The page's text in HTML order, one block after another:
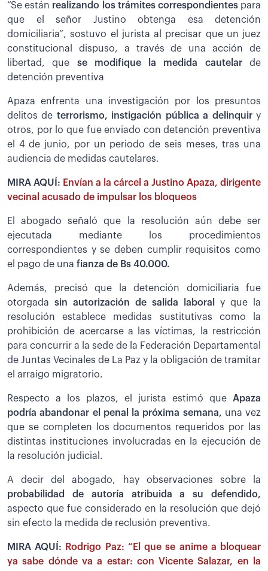
“Se están realizando los trámites correspondientespara
que el señor Justino obtenga esa detención
domiciliaria”, sostuvo el jurista al precisar que un juez
constitucional dispuso, a través de una acción de
libertad, que se modifique la medida cautelarde
detención preventiva
Apaza enfrenta una investigación por los presuntos
delitos de terrorismo, instigación pública a delinquiry
otros, por lo que fue enviado con detención preventiva
el 4 de junio, por un periodo de seis meses, tras una
audiencia de medidas cautelares.
MIRA AQUÍ: Envían a la cárcel a Justino Apaza, dirigente
vecinal acusado de impulsar los bloqueos
El abogado señaló que la resolución aún debe ser
ejecutada mediante los procedimientos
correspondientes y se deben cumplir requisitos como
el pago de una fianza de Bs 40.000.
Además, precisó que la detención domiciliaria fue
otorgada sin autorización de salida laboral
y que la
resolución establece medidas sustitutivas como la
prohibición de acercarse a las víctimas, la restricción
para concurrir a la sede de la Federación Departamental
de Juntas Vecinales de La Paz y la obligación de tramitar
el arraigo migratorio.
Respecto a los plazos, el jurista estimó que Apaza
podría abandonar el penal la próxima semana, una vez
que se completen los documentos requeridos por las
distintas instituciones involucradas en la ejecución de
la resolución judicial.
A decir del abogado, hay observaciones sobre la
probabilidad de autoría atribuida a su defendido,
aspecto que fue considerado en la resolución que dejó
sin efecto la medida de reclusión preventiva.
MIRA AQUÍ:
Rodrigo Paz: “El que se anime a bloquear
ya sabe dónde va a estar: con Vicente Salazar, en la